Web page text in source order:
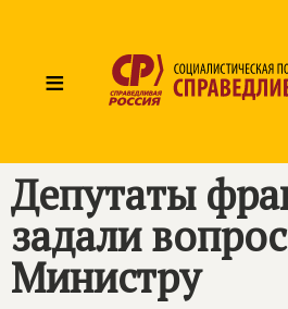
≡
Депутаты
задали
Министру